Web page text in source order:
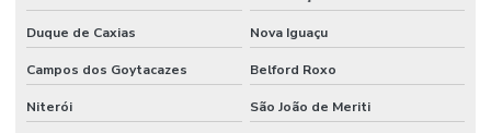
Empresa de projeto industrial
Empresa de projeto de manutenção
Empresa de projetos em engenharia
Duque de Caxias Nova Iguaçu
Campos dos Goytacazes Belford Roxo
Niterói São João de Meriti